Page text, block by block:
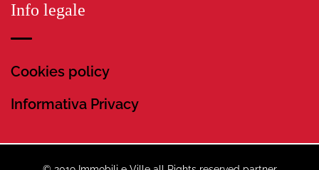
Info legale
Cookies policy
Informativa Privacy